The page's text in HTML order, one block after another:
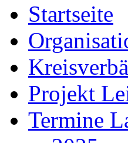
Startseite
Projekt
Termine